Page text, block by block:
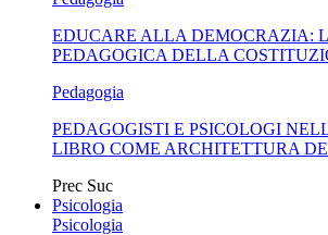
EDUCARE ALLA DEMOCRAZIA:
PEDAGOGICA DELLA
Pedagogia
PEDAGOGISTI E PSICOLOGI
LIBRO COME ARCHITETTURA
Prec Suc
Psicologia
Psicologia